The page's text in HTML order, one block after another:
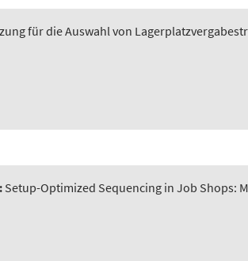
für die Auswahl von
Setup-Optimized Sequencing in Job Shops: